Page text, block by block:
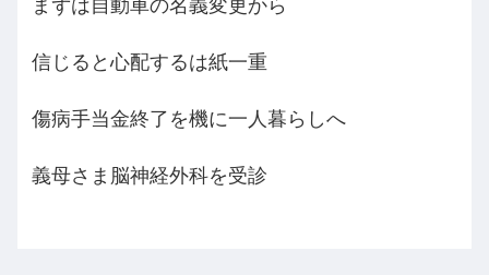
まずは自動車の名義変更から
信じると心配するは紙一重
傷病手当金終了を機に一人暮らしへ
義母さま脳神経外科を受診